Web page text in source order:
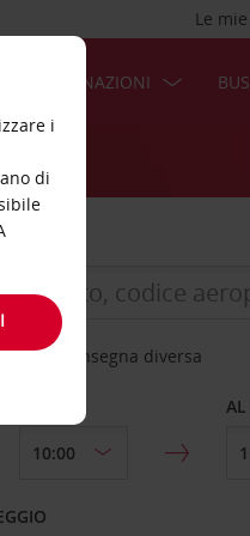
Le
DESTINAZIONI
di riconsegna diversa
AL
i
di